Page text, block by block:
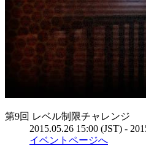
第9回 レベル制限チャレンジ
2015.05.26 15:00 (JST) -
イベントページへ